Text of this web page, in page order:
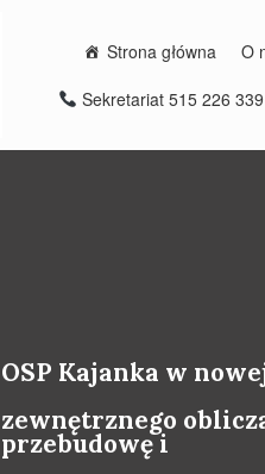
Strona główna O
Sekretariat 515 226 339
OSP Kajanka w
zewnętrznego
przebudowę i